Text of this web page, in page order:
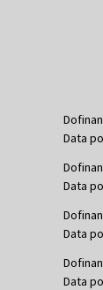
Data
Data
Data
Data